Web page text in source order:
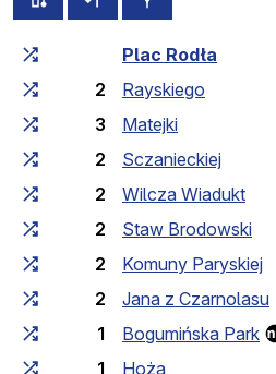
Czas przejazdu narastająco
Plac Rodła
2
Rayskiego
3
Matejki
2
Sczanieckiej
2
Wilcza Wiadukt
2
Staw Brodowski
2
Komuny Paryskiej
2
Jana z Czarnolasu
1
Bogumińska Park
1
Hoża